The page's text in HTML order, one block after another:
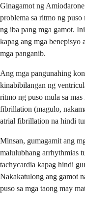
Ginagamot ng
problema sa ritmo ng
ng iba pang mga gamot.
kapag ang mga benepisyo
mga panganib.
Ang mga pangunahing
kinabibilangan ng
ritmo ng puso mula sa
fibrillation (magulo,
atrial fibrillation na hindi
Minsan, gumagamit ang
malulubhang arrhythmias
tachycardia kapag hindi
Nakakatulong ang gamot
puso sa mga taong may